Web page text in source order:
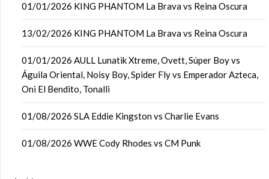
01/01/2026 KING PHANTOM La Brava vs Reina Oscura
13/02/2026 KING PHANTOM La Brava vs Reina Oscura
01/01/2026 AULL Lunatik Xtreme, Ovett, Súper Boy vs
Águila Oriental, Noisy Boy, Spider Fly vs Emperador Azteca,
Oni El Bendito, Tonalli
01/08/2026 SLA Eddie Kingston vs Charlie Evans
01/08/2026 WWE Cody Rhodes vs CM Punk